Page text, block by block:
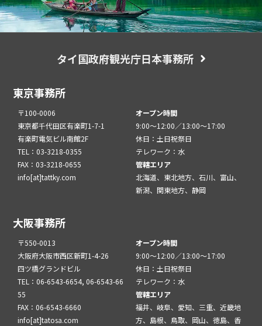
タイ国政府観光庁日本事務所
東京事務所
〒100-0006
東京都千代田区有楽町1-7-1
有楽町電気ビル南館2F
TEL：03-3218-0355
FAX：03-3218-0655
info[at]tattky.com
オープン時間
9:00～12:00／13:00～17:00
休日：土日祝祭日
テレワーク：水
管轄エリア
北海道、東北地方、石川、富山、
新潟、関東地方、静岡
大阪事務所
〒550-0013
大阪府大阪市西区新町1-4-26
四ツ橋グランドビル
TEL：06-6543-6654, 06-6543-66
55
FAX：06-6543-6660
info[at]tatosa.com
オープン時間
9:00～12:00／13:00～17:00
休日：土日祝祭日
テレワーク：水
管轄エリア
福井、岐阜、愛知、三重、近畿地
方、島根、鳥取、岡山、徳島、香